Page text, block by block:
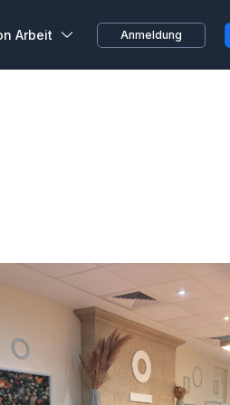
Arbeit
Wojo
Treueprogramme
Anmeldung